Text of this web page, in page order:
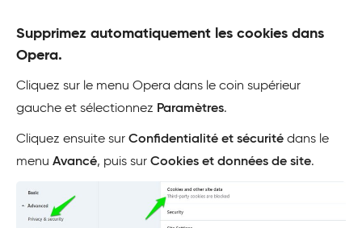
Supprimez automatiquement les cookies dans
Opera.
Cliquez sur le menu Opera dans le coin supérieur
gauche et sélectionnez Paramètres.
Cliquez ensuite sur Confidentialité et sécurité dans le
menu Avancé, puis sur Cookies et données de site.